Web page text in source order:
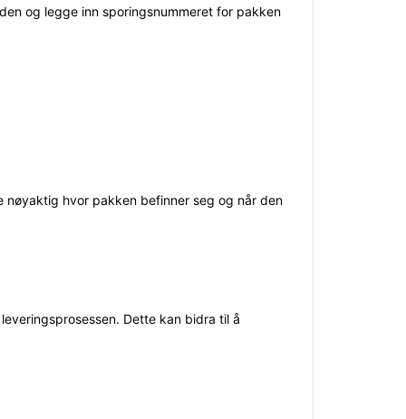
og legge inn sporingsnummeret for pakken
hvor pakken befinner seg og når den
Dette kan bidra til å